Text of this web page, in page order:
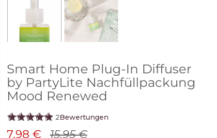
Smart Home Plug-In Diffuser
by PartyLite Nachfüllpackung
Mood Renewed
2Bewertungen
7,98 € 15,95 €